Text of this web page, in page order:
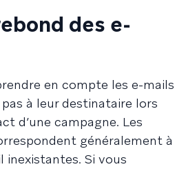
des e-
en compte les e-mails
à leur destinataire lors
d’une campagne. Les
généralement à
inexistantes. Si vous